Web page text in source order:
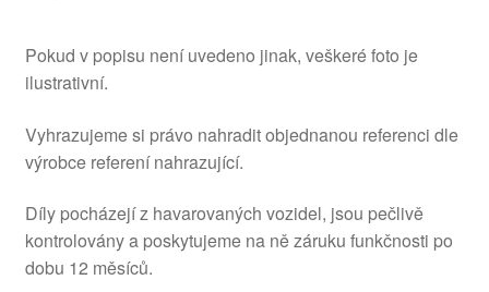
Pokud v popisu není uvedeno jinak, veškeré foto je
ilustrativní.
Vyhrazujeme si právo nahradit objednanou referenci dle
výrobce referení nahrazující.
Díly pocházejí z havarovaných vozidel, jsou pečlivě
kontrolovány a poskytujeme na ně záruku funkčnosti po
dobu 12 měsíců.